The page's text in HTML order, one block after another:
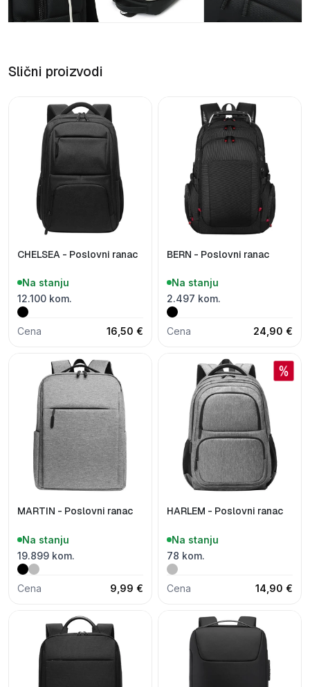
Slični proizvodi
CHELSEA - Poslovni ranac
Na stanju
12.100 kom.
Cena 16,50 €
BERN - Poslovni ranac
Na stanju
2.497 kom.
Cena 24,90 €
MARTIN - Poslovni ranac
Na stanju
19.899 kom.
Cena 9,99 €
HARLEM - Poslovni ranac
Na stanju
78 kom.
Cena 14,90 €